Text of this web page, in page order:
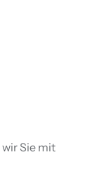
Sie mit